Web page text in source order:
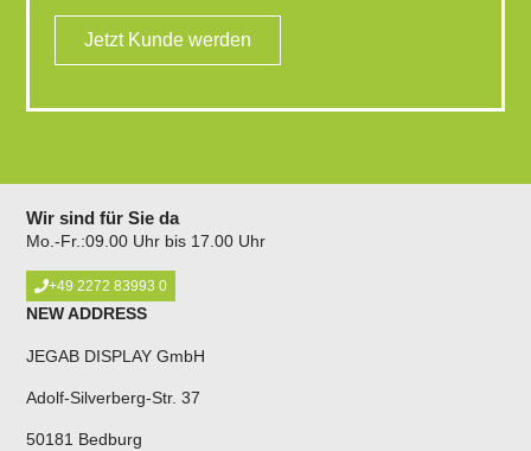
Jetzt Kunde werden
Wir sind für Sie da
Mo.-Fr.:09.00 Uhr bis 17.00 Uhr
+49 2272 83993 0
NEW ADDRESS
JEGAB DISPLAY GmbH
Adolf-Silverberg-Str. 37
50181 Bedburg